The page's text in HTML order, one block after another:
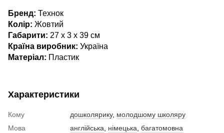
Бренд: Технок
Колір: Жовтий
Габарити: 27 x 3 x 39 см
Країна виробник: Україна
Матеріал: Пластик
Характеристики
Кому дошколярику, молодшому школяру
Мова
англійська німецька багатомовна